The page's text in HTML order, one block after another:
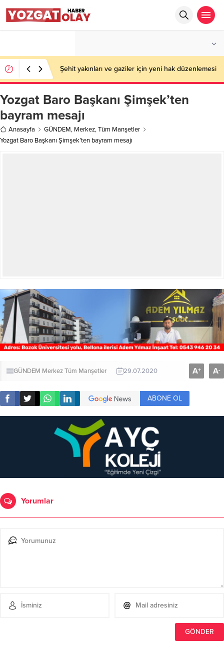
Şehit yakınları ve gaziler için yeni hak düzenlemesi
Yozgat Baro Başkanı Şimşek’ten
bayram mesajı
Anasayfa GÜNDEM, Merkez,Tüm Manşetler
Yozgat Baro Başkanı Şimşek’ten bayram mesajı
GÜNDEM MerkezTüm Manşetler 29.07.2020 A+ A-
ABONE OL
Yorumlar